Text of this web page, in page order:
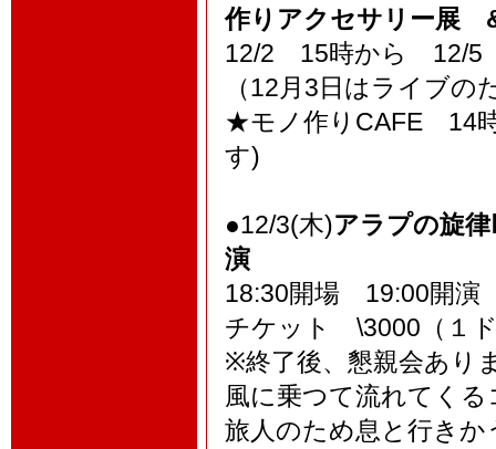
作りアクセサリー展
12/2 15時から 12/5
（12月3日はライブ
★モノ作りCAFE 14時
す)
●12/3(木)アラプの旋
演
18:30開場 19:00開演
チケット \3000（１
※終了後、懇親会あり
風に乗つて流れてく
旅人のため息と行きか